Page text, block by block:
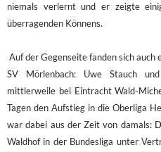
niemals verlernt und er zeigte
überragenden Könnens.
Auf der Gegenseite fanden sich auch
SV Mörlenbach: Uwe Stauch
mittlerweile bei Eintracht Wald-
Tagen den Aufstieg in die Oberliga
war dabei aus der Zeit von damals:
Waldhof in der Bundesliga unter